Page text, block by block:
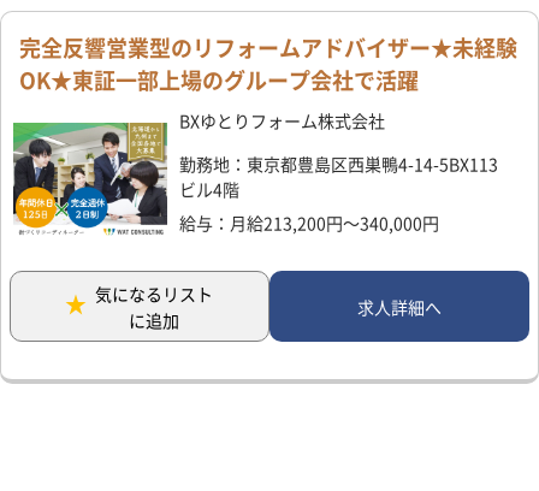
完全反響営業型のリフォームアドバイザー★未経験
OK★東証一部上場のグループ会社で活躍
BXゆとりフォーム株式会社
勤務地：東京都豊島区西巣鴨4-14-5BX113
ビル4階
給与：月給213,200円～340,000円
気になるリスト
に追加
求人詳細へ